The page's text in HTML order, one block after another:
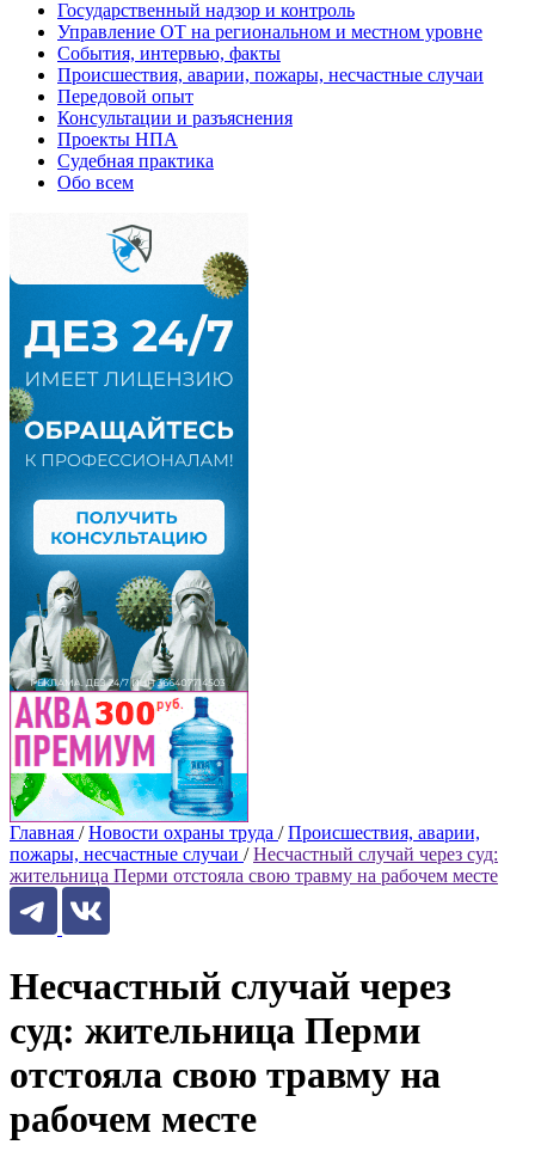
Государственный надзор и контроль
Управление ОТ на региональном и местном уровне
События, интервью, факты
Происшествия, аварии, пожары, несчастные случаи
Передовой опыт
Консультации и разъяснения
Проекты НПА
Судебная практика
Обо всем
Главная / Новости охраны труда / Происшествия, аварии,
пожары, несчастные случаи / Несчастный случай через суд:
жительница Перми отстояла свою травму на рабочем месте
Несчастный случай через
суд: жительница Перми
отстояла свою травму на
рабочем месте